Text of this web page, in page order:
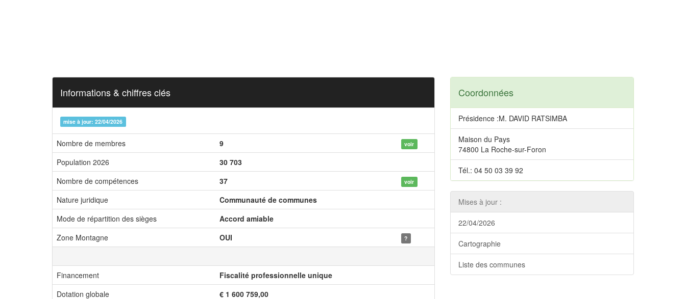
Informations & chiffres clés
mise à jour: 22/04/2026
Nombre de membres 9 voir
Population 2026
30 703
Nombre de compétences
37 voir
Nature juridique
Communauté de communes
Mode de répartition des sièges
Accord amiable
Zone Montagne
OUI ?
Financement
Fiscalité professionnelle unique
Dotation globale
€ 1 600 759,00
Coordonnées
Présidence :M. DAVID RATSIMBA
Maison du Pays
74800 La Roche-sur-Foron
Tél.: 04 50 03 39 92
Mises à jour :
22/04/2026
Cartographie
Liste des communes